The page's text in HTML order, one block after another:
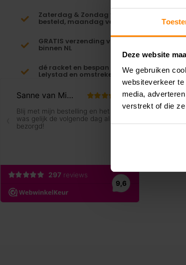
Deze website
We gebruiken
websiteverkeer
media,
verstrekt of die
Zaterdag & Zondag voor 23:59
besteld, maandag verzonden!
GRATIS verzending vanaf €65,-
binnen NL
dé racket en bespan specialist van
Lelystad en omstreken